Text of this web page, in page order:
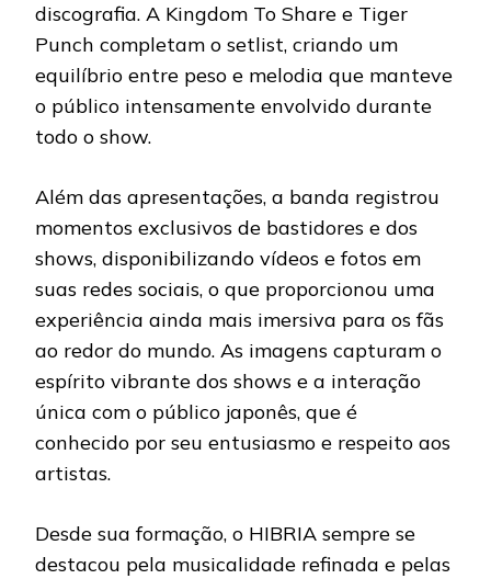
discografia. A Kingdom To Share e Tiger
Punch completam o setlist, criando um
equilíbrio entre peso e melodia que manteve
o público intensamente envolvido durante
todo o show.
Além das apresentações, a banda registrou
momentos exclusivos de bastidores e dos
shows, disponibilizando vídeos e fotos em
suas redes sociais, o que proporcionou uma
experiência ainda mais imersiva para os fãs
ao redor do mundo. As imagens capturam o
espírito vibrante dos shows e a interação
única com o público japonês, que é
conhecido por seu entusiasmo e respeito aos
artistas.
Desde sua formação, o HIBRIA sempre se
destacou pela musicalidade refinada e pelas